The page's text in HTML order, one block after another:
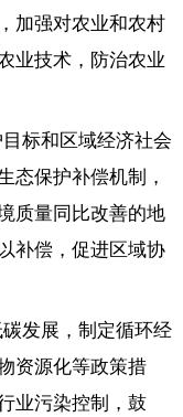
加强对农业和农村
业技术，防治农业
标和区域经济社会
态保护补偿机制，
质量同比改善的地
补偿，促进区域协
发展，制定循环经
资源化等政策措
业污染控制，鼓